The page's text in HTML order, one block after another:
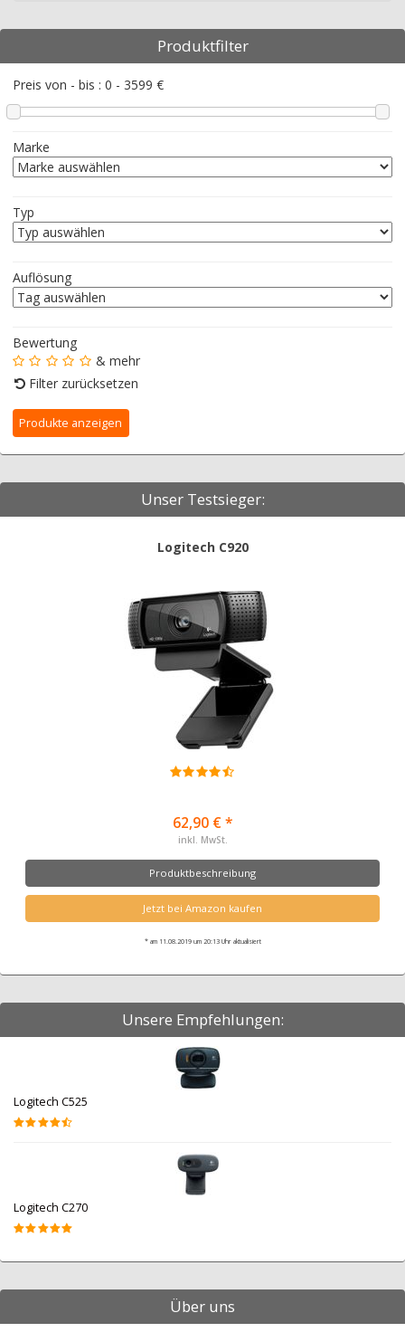
Produktfilter
Preis von - bis : 0 - 3599 €
Marke
Typ
Auflösung
Bewertung
& mehr
Filter zurücksetzen
Unser Testsieger:
Logitech C920
62,90 € *
inkl. MwSt.
Produktbeschreibung
Jetzt bei Amazon kaufen
* am 11.08.2019 um 20:13 Uhr aktualisiert
Unsere Empfehlungen:
Logitech C525
Logitech C270
Über uns